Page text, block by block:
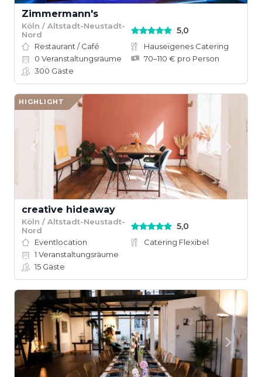
Zimmermann's
Köln / Altstadt-Neustadt-
Nord
5,0
Restaurant / Café
Hauseigenes Catering
0 Veranstaltungsräume
70–110 € pro Person
300 Gäste
HIGHLIGHT
creative hideaway
Köln / Altstadt-Neustadt-
Nord
5,0
Eventlocation
Catering Flexibel
1 Veranstaltungsräume
15 Gäste